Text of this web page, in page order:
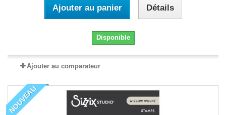
Ajouter au panier Détails
Disponible
Ajouter au comparateur
NOUVEAU